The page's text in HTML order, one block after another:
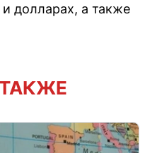
долларах, а также